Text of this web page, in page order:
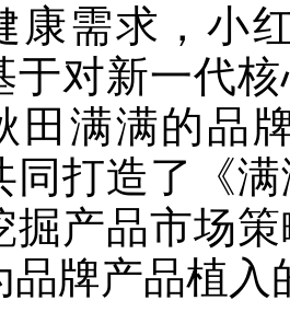
康需求，小
于对新一代
田满满的品
同打造了《
掘产品市场
品牌产品植